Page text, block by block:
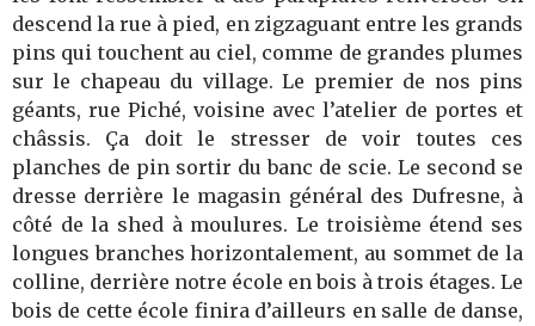
descend la rue à pied, en zigzaguant entre les grands
pins qui touchent au ciel, comme de grandes plumes
sur le chapeau du village. Le premier de nos pins
géants, rue Piché, voisine avec l’atelier de portes et
châssis. Ça doit le stresser de voir toutes ces
planches de pin sortir du banc de scie. Le second se
dresse derrière le magasin général des Dufresne, à
côté de la shed à moulures. Le troisième étend ses
longues branches horizontalement, au sommet de la
colline, derrière notre école en bois à trois étages. Le
bois de cette école finira d’ailleurs en salle de danse,